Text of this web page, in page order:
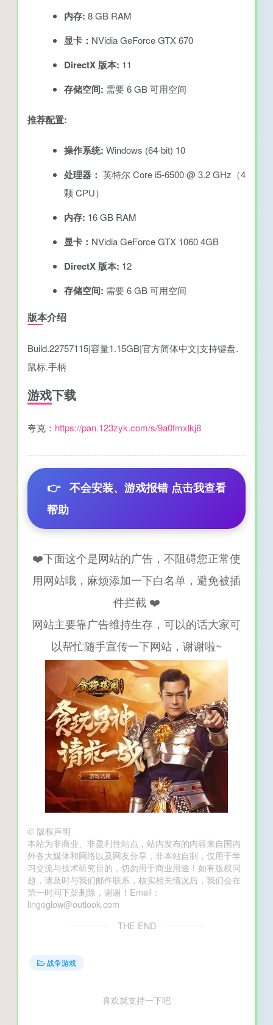
内存: 8 GB RAM
显卡： NVidia GeForce GTX 670
DirectX 版本: 11
存储空间: 需要 6 GB 可用空间
推荐配置:
操作系统: Windows (64-bit) 10
处理器： 英特尔 Core i5-6500 @ 3.2 GHz（4
颗 CPU）
内存: 16 GB RAM
显卡： NVidia GeForce GTX 1060 4GB
DirectX 版本: 12
存储空间: 需要 6 GB 可用空间
版本介绍
Build.22757115|容量1.15GB|官方简体中文|支持键盘.
鼠标.手柄
游戏下载
夸克： https://pan.123zyk.com/s/9a0fmxlkj8
👉 不会安装、游戏报错 点击我查看
帮助
❤️下面这个是网站的广告，不阻碍您正常使
用网站哦，麻烦添加一下白名单，避免被插
件拦截 ❤️
网站主要靠广告维持生存，可以的话大家可
以帮忙随手宣传一下网站，谢谢啦~
© 版权声明
本站为非商业、非盈利性站点，站内发布的内容来自国内
外各大媒体和网络以及网友分享，非本站自制，仅用于学
习交流与技术研究目的，切勿用于商业用途！如有版权问
题，请及时与我们邮件联系，核实相关情况后，我们会在
第一时间下架删除，谢谢！Email：
lingoglow@outlook.com
THE END
战争游戏
喜欢就支持一下吧